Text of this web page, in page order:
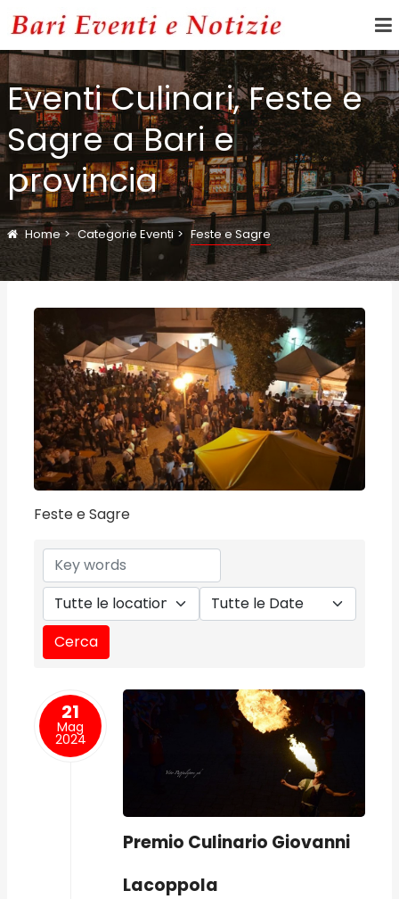
Eventi Culinari, Feste e
Sagre a Bari e
provincia
Home Categorie Eventi Feste e Sagre
Feste e Sagre
21
Mag
2024
Premio Culinario Giovanni
Lacoppola